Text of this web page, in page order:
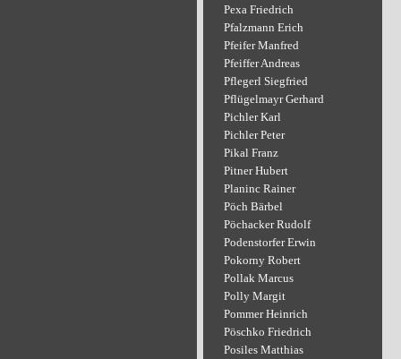
Pexa Friedrich
Pfalzmann Erich
Pfeifer Manfred
Pfeiffer Andreas
Pflegerl Siegfried
Pflügelmayr Gerhard
Pichler Karl
Pichler Peter
Pikal Franz
Pitner Hubert
Planinc Rainer
Pöch Bärbel
Pöchacker Rudolf
Podenstorfer Erwin
Pokorny Robert
Pollak Marcus
Polly Margit
Pommer Heinrich
Pöschko Friedrich
Posiles Matthias